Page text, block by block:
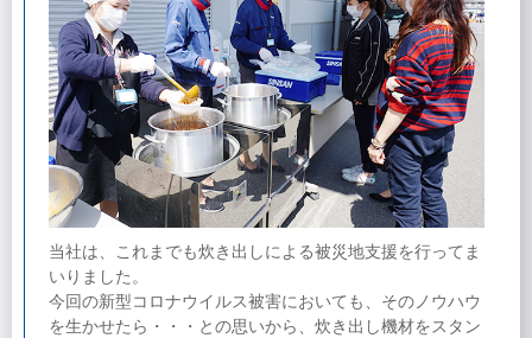
当社は、これまでも炊き出しによる被災地支援を行ってま
いりました。
今回の新型コロナウイルス被害においても、そのノウハウ
を生かせたら・・・との思いから、炊き出し機材をスタン